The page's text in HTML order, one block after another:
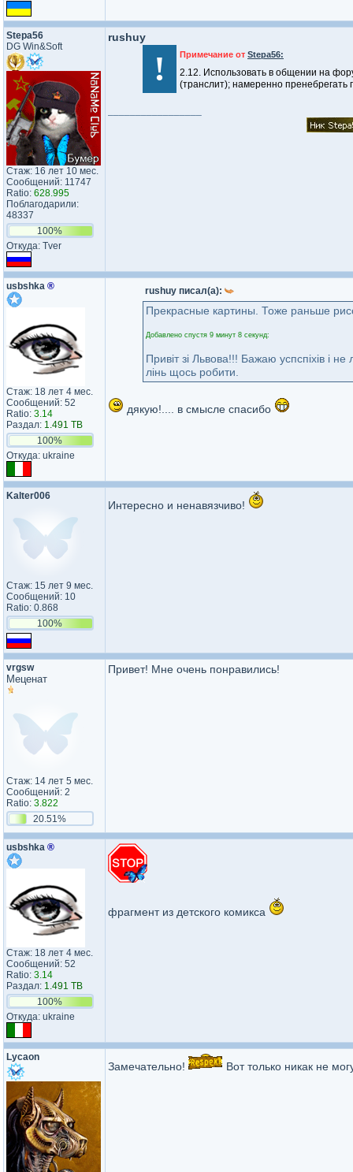
Stepa56
DG Win&Soft
Стаж: 16 лет 10 мес.
Сообщений: 11747
Ratio: 628.995
Поблагодарили:
48337
100%
Откуда: Tver
rushuy
! Примечание от Stepa56:
2.12. Использовать в общении на
(транслит); намеренно пренебрегать
usbshka ®
Стаж: 18 лет 4 мес.
Сообщений: 52
Ratio: 3.14
Раздал: 1.491 TB
100%
Откуда: ukraine
rushuy писал(а):
Прекрасные картины. Тоже раньше
Добавлено спустя 9 минут 8 секунд:
Привіт зі Львова!!! Бажаю успспіхів і
лінь щось робити.
дякую!.... в смысле спасибо
Kalter006
Стаж: 15 лет 9 мес.
Сообщений: 10
Ratio: 0.868
100%
Интересно и ненавязчиво!
vrgsw
Меценат
Стаж: 14 лет 5 мес.
Сообщений: 2
Ratio: 3.822
20.51%
Привет! Мне очень понравились!
usbshka ®
Стаж: 18 лет 4 мес.
Сообщений: 52
Ratio: 3.14
Раздал: 1.491 TB
100%
Откуда: ukraine
фрагмент из детского комикса
Lycaon
Замечательно! Вот только никак не